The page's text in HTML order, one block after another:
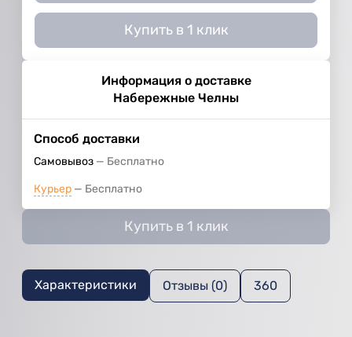
Купить в 1 клик
Информация о доставке
Набережные Челны
Способ доставки
Самовывоз Бесплатно
Курьер Бесплатно
Купить в 1 клик
Характеристики Отзывы (0) 360